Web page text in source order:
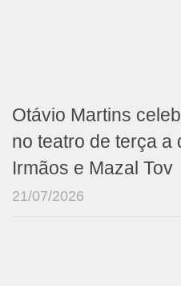
Otávio Martins
no teatro de terça a
Irmãos e Mazal Tov
21/07/2026